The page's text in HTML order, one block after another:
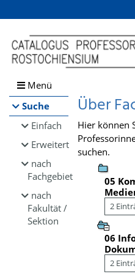
Browsen
direkt zum Inhalt
Menü
Suche
Einfach
Erweitert
nach
Fachgebiet
nach
Fakultät /
Sektion
Über
Hier können
suchen.
05
2
06
2